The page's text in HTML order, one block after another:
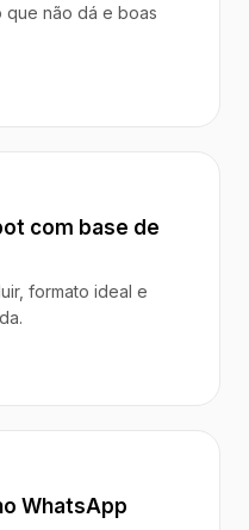
que não dá e boas
com base de
formato ideal e
WhatsApp